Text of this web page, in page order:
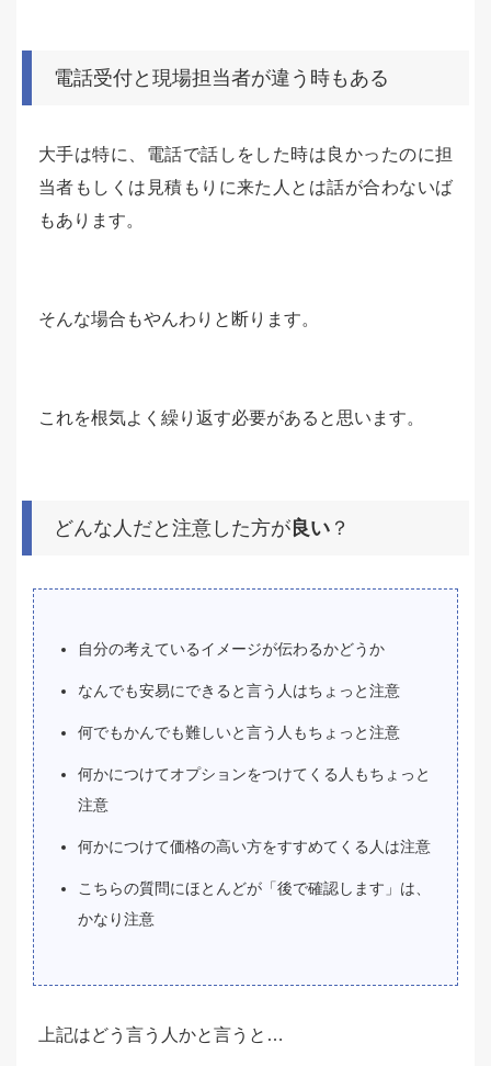
電話受付と現場担当者が違う時もある
大手は特に、電話で話しをした時は良かったのに担
当者もしくは見積もりに来た人とは話が合わないば
もあります。
そんな場合もやんわりと断ります。
これを根気よく繰り返す必要があると思います。
どんな人だと注意した方が 良い ？
自分の考えているイメージが伝わるかどうか
なんでも安易にできると言う人はちょっと注意
何でもかんでも難しいと言う人もちょっと注意
何かにつけてオプションをつけてくる人もちょっと
注意
何かにつけて価格の高い方をすすめてくる人は注意
こちらの質問にほとんどが「後で確認します」は、
かなり注意
上記はどう言う人かと言うと…